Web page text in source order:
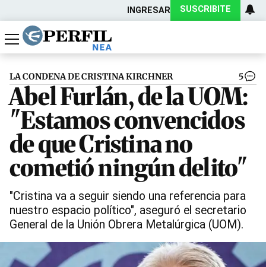
INGRESAR SUSCRIBITE
Política
Economía
Actualidad
LA CONDENA DE CRISTINA KIRCHNER 5
Abel Furlán, de la UOM:
"Estamos convencidos
de que Cristina no
cometió ningún delito"
"Cristina va a seguir siendo una referencia para
nuestro espacio político", aseguró el secretario
General de la Unión Obrera Metalúrgica (UOM).